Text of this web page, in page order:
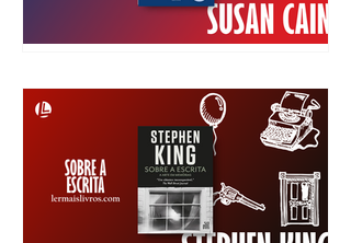
“O Poder dos Quietos”
Susan Cain